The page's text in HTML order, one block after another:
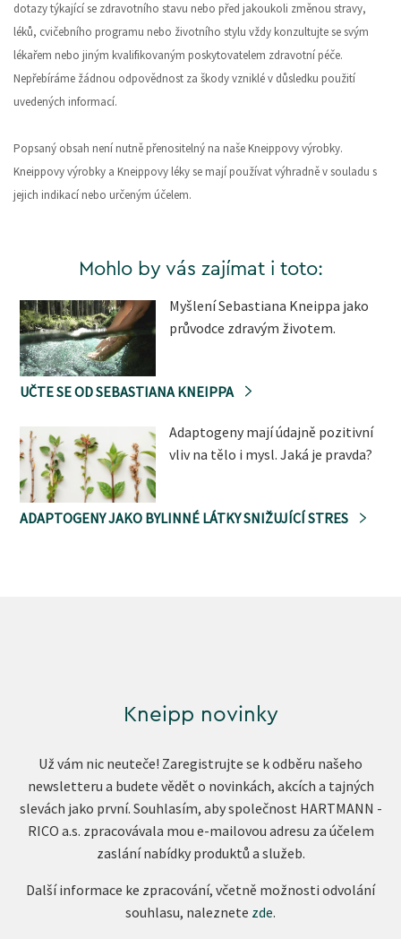
dotazy týkající se zdravotního stavu nebo před jakoukoli změnou stravy,
léků, cvičebního programu nebo životního stylu vždy konzultujte se svým
lékařem nebo jiným kvalifikovaným poskytovatelem zdravotní péče.
Nepřebíráme žádnou odpovědnost za škody vzniklé v důsledku použití
uvedených informací.
Popsaný obsah není nutně přenositelný na naše Kneippovy výrobky.
Kneippovy výrobky a Kneippovy léky se mají používat výhradně v souladu s
jejich indikací nebo určeným účelem.
Mohlo by vás zajímat i toto:
Myšlení Sebastiana Kneippa jako
průvodce zdravým životem.
UČTE SE OD SEBASTIANA KNEIPPA
Adaptogeny mají údajně pozitivní
vliv na tělo i mysl. Jaká je pravda?
ADAPTOGENY JAKO BYLINNÉ LÁTKY SNIŽUJÍCÍ STRES
Kneipp novinky
Už vám nic neuteče! Zaregistrujte se k odběru našeho
newsletteru a budete vědět o novinkách, akcích a tajných
slevách jako první. Souhlasím, aby společnost HARTMANN -
RICO a.s. zpracovávala mou e-mailovou adresu za účelem
zaslání nabídky produktů a služeb.
Další informace ke zpracování, včetně možnosti odvolání
souhlasu, naleznete zde.